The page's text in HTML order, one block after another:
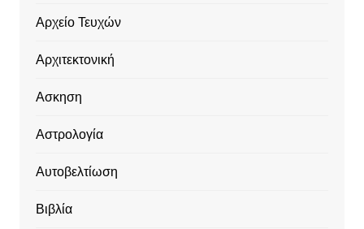
Αρχείο Τευχών
Αρχιτεκτονική
Ασκηση
Αστρολογία
Αυτοβελτίωση
Βιβλία